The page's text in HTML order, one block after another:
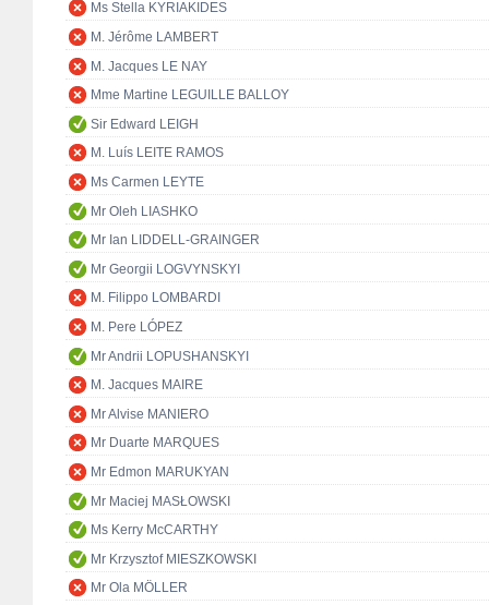
Ms Stella KYRIAKIDES
M. Jérôme LAMBERT
M. Jacques LE NAY
Mme Martine LEGUILLE BALLOY
Sir Edward LEIGH
M. Luís LEITE RAMOS
Ms Carmen LEYTE
Mr Oleh LIASHKO
Mr Ian LIDDELL-GRAINGER
Mr Georgii LOGVYNSKYI
M. Filippo LOMBARDI
M. Pere LÓPEZ
Mr Andrii LOPUSHANSKYI
M. Jacques MAIRE
Mr Alvise MANIERO
Mr Duarte MARQUES
Mr Edmon MARUKYAN
Mr Maciej MASŁOWSKI
Ms Kerry McCARTHY
Mr Krzysztof MIESZKOWSKI
Mr Ola MÖLLER